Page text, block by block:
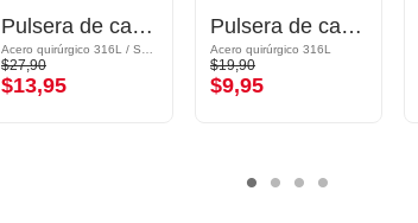
Pulsera de cadena con Cuenta sintética
$27,90
$13,95
Pulsera de cadena
Acero quirúrgico 316L
$19,90
$9,95